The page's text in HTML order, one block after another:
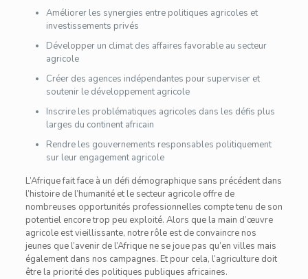
Améliorer les synergies entre politiques agricoles et
investissements privés
Développer un climat des affaires favorable au secteur
agricole
Créer des agences indépendantes pour superviser et
soutenir le développement agricole
Inscrire les problématiques agricoles dans les défis plus
larges du continent africain
Rendre les gouvernements responsables politiquement
sur leur engagement agricole
L’Afrique fait face à un défi démographique sans précédent dans
l’histoire de l’humanité et le secteur agricole offre de
nombreuses opportunités professionnelles compte tenu de son
potentiel encore trop peu exploité. Alors que la main d’œuvre
agricole est vieillissante, notre rôle est de convaincre nos
jeunes que l’avenir de l’Afrique ne se joue pas qu’en villes mais
également dans nos campagnes. Et pour cela, l’agriculture doit
être la priorité des politiques publiques africaines.